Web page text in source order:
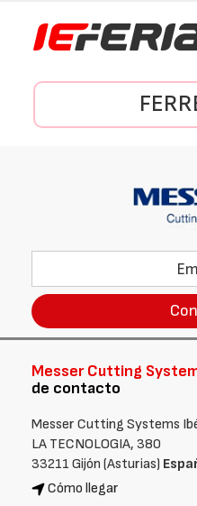
Messer Cutting
de contacto
Messer Cutting Systems
LA TECNOLOGIA, 380
33211 Gijón (Asturias)
Cómo llegar